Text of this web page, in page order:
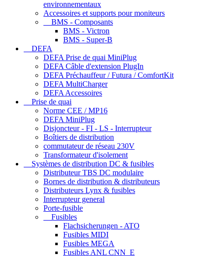
environnementaux
Accessoires et supports pour moniteurs
BMS - Composants
BMS - Victron
BMS - Super-B
DEFA
DEFA Prise de quai MiniPlug
DEFA Câble d'extension PlugIn
DEFA Préchauffeur / Futura / ComfortKit
DEFA MultiCharger
DEFA Accessoires
Prise de quai
Norme CEE / MP16
DEFA MiniPlug
Disjoncteur - FI - LS - Interrupteur
Boîtiers de distribution
commutateur de réseau 230V
Transformateur d'isolement
Systèmes de distribution DC & fusibles
Distributeur TBS DC modulaire
Bornes de distribution & distributeurs
Distributeurs Lynx & fusibles
Interrupteur general
Porte-fusible
Fusibles
Flachsicherungen - ATO
Fusibles MIDI
Fusibles MEGA
Fusibles ANL CNN_E